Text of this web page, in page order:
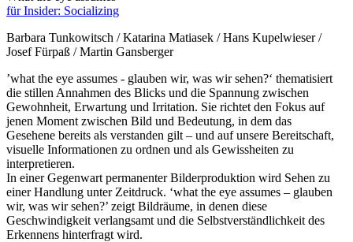
für Insider: Socializing
Barbara Tunkowitsch / Katarina Matiasek / Hans Kupelwieser /
Josef Fürpaß / Martin Gansberger
’what the eye assumes - glauben wir, was wir sehen?‘ thematisiert
die stillen Annahmen des Blicks und die Spannung zwischen
Gewohnheit, Erwartung und Irritation. Sie richtet den Fokus auf
jenen Moment zwischen Bild und Bedeutung, in dem das
Gesehene bereits als verstanden gilt – und auf unsere Bereitschaft,
visuelle Informationen zu ordnen und als Gewissheiten zu
interpretieren.
In einer Gegenwart permanenter Bilderproduktion wird Sehen zu
einer Handlung unter Zeitdruck. ‘what the eye assumes – glauben
wir, was wir sehen?’ zeigt Bildräume, in denen diese
Geschwindigkeit verlangsamt und die Selbstverständlichkeit des
Erkennens hinterfragt wird.